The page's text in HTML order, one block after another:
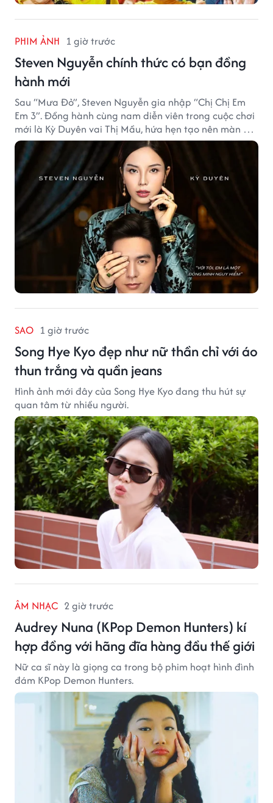
PHIM ẢNH 1 giờ trước
Steven Nguyễn chính thức có bạn đồng
hành mới
Sau “Mưa Đỏ”, Steven Nguyễn gia nhập “Chị Chị Em
Em 3”. Đồng hành cùng nam diễn viên trong cuộc chơi
mới là Kỳ Duyên vai Thị Mầu, hứa hẹn tạo nên màn kết
hợp nhiều bất ngờ.
SAO 1 giờ trước
Song Hye Kyo đẹp như nữ thần chỉ với áo
thun trắng và quần jeans
Hình ảnh mới đây của Song Hye Kyo đang thu hút sự
quan tâm từ nhiều người.
ÂM NHẠC 2 giờ trước
Audrey Nuna (KPop Demon Hunters) kí
hợp đồng với hãng đĩa hàng đầu thế giới
Nữ ca sĩ này là giọng ca trong bộ phim hoạt hình đình
đám KPop Demon Hunters.